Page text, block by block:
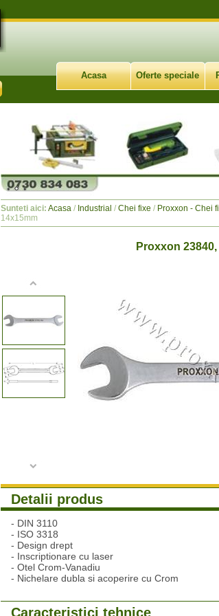
Acasa Oferte speciale
Sunteti aici: Acasa/ Industrial /Chei fixe / Proxxon - Chei
14x15mm
Proxxon
Detalii produs
- DIN 3110
- ISO 3318
- Design drept
- Inscriptionare cu laser
- Otel Crom-Vanadiu
- Nichelare dubla si acoperire cu Crom
Caracteristici tehnice